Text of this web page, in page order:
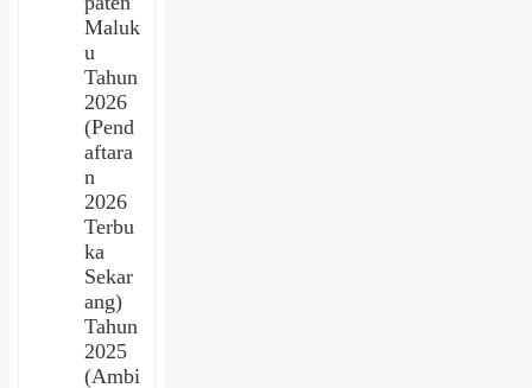
Maluk
u
Tahun
2026
(Pend
aftara
n
2026
Terbu
ka
Sekar
ang)
Tahun
2025
(Ambi